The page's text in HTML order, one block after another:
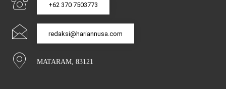
+62 370 7503773
redaksi@hariannusa.com
MATARAM, 83121